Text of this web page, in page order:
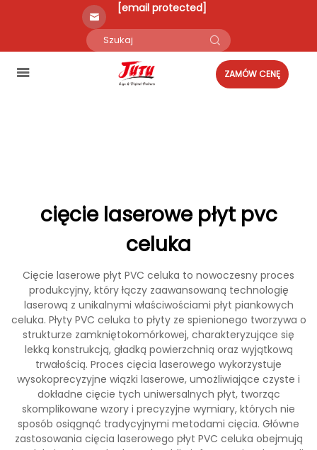
[email protected]
ZAMÓW CENĘ
cięcie laserowe płyt pvc
celuka
Cięcie laserowe płyt PVC celuka to nowoczesny proces
produkcyjny, który łączy zaawansowaną technologię
laserową z unikalnymi właściwościami płyt piankowych
celuka. Płyty PVC celuka to płyty ze spienionego tworzywa o
strukturze zamkniętokomórkowej, charakteryzujące się
lekką konstrukcją, gładką powierzchnią oraz wyjątkową
trwałością. Proces cięcia laserowego wykorzystuje
wysokoprecyzyjne wiązki laserowe, umożliwiające czyste i
dokładne cięcie tych uniwersalnych płyt, tworząc
skomplikowane wzory i precyzyjne wymiary, których nie
sposób osiągnąć tradycyjnymi metodami cięcia. Główne
zastosowania cięcia laserowego płyt PVC celuka obejmują